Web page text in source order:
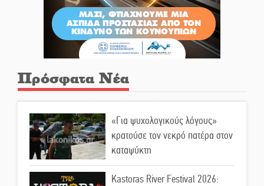
Πρόσφατα Νέα
«Για ψυχολογικούς λόγους»
κρατούσε τον νεκρό πατέρα στον
καταψύκτη
Kastoras River Festival 2026: